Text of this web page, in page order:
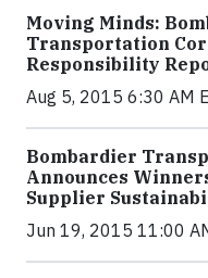
Moving Minds:
Transportation
Responsibility
Aug 5, 2015 6:30 AM
Bombardier
Announces
Supplier
Jun 19, 2015 11:00